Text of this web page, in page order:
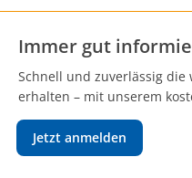
Immer gut
Schnell und zuverlässig
erhalten – mit unserem
Jetzt anmelden